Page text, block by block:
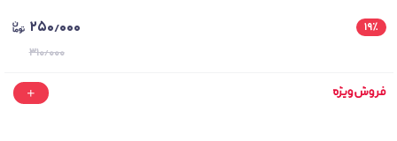
۱۹٪ ۲۵۰٫۰۰۰
۳۱۰٫۰۰۰